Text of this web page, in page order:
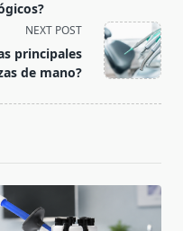
NEXT POST
principales
de mano?